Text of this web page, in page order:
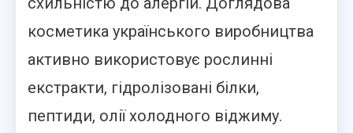
косметика українського виробництва
активно використовує рослинні
екстракти, гідролізовані білки,
пептиди, олії холодного віджиму.